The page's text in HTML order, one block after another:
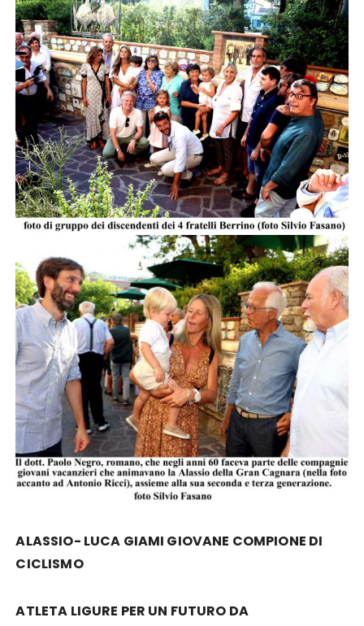
ALASSIO- LUCA GIAMI GIOVANE COMPIONE DI
CICLISMO
ATLETA LIGURE PER UN FUTURO DA